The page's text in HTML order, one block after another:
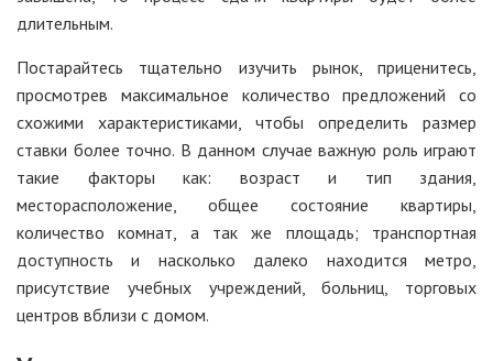
длительным.
Постарайтесь тщательно изучить рынок, приценитесь,
просмотрев максимальное количество предложений со
схожими характеристиками, чтобы определить размер
ставки более точно. В данном случае важную роль играют
такие факторы как: возраст и тип здания,
месторасположение, общее состояние квартиры,
количество комнат, а так же площадь; транспортная
доступность и насколько далеко находится метро,
присутствие учебных учреждений, больниц, торговых
центров вблизи с домом.